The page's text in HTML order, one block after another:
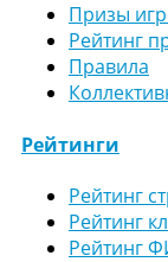
Призы
Рейтинг
Правила
Рейтинги
Рейтинг
Рейтинг
Рейтинг